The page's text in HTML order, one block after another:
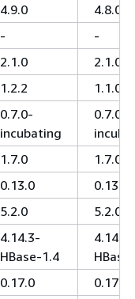
4.9.0
4.8.0
-
-
2.1.0
2.1.0
1.2.2
1.1.0
0.7.0-
incubating
0.7.0-
1.7.0
1.7.0
0.13.0
0.13.0
5.2.0
5.2.0
4.14.3-
HBase-1.4
4.14.3-
0.17.0
0.17.0